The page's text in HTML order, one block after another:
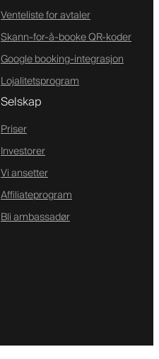
Venteliste for avtaler
Skann-for-å-booke QR-koder
Google booking-integrasjon
Lojalitetsprogram
Selskap
Priser
Investorer
Vi ansetter
Affiliateprogram
Bli ambassadør